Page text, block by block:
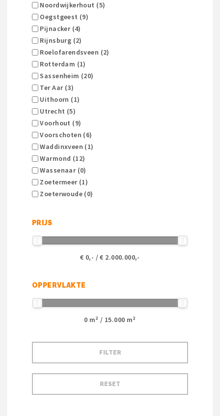
Noordwijkerhout (5)
Oegstgeest (9)
Pijnacker (4)
Rijnsburg (2)
Roelofarendsveen (2)
Rotterdam (1)
Sassenheim (20)
Ter Aar (3)
Uithoorn (1)
Utrecht (5)
Voorhout (9)
Voorschoten (6)
Waddinxveen (1)
Warmond (12)
Wassenaar (0)
Zoetermeer (1)
Zoeterwoude (0)
PRIJS
€ 0,- / € 2.000.000,-
OPPERVLAKTE
0 m² / 15.000 m²